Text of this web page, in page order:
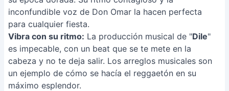
inconfundible voz de Don Omar la hacen perfecta
para cualquier fiesta.
Vibra con su ritmo: La producción musical de "Dile"
es impecable, con un beat que se te mete en la
cabeza y no te deja salir. Los arreglos musicales son
un ejemplo de cómo se hacía el reggaetón en su
máximo esplendor.